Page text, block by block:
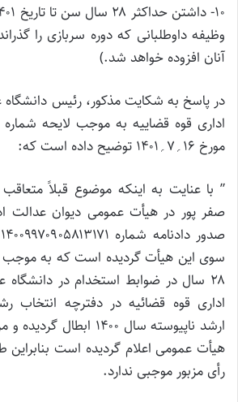
وظیفه داوطلبانی که دوره سربازی را
آنان افزوده خواهد شد.)
در پاسخ به شکایت مذکور، رئیس
مورخ ۱۶؍۷؍۱۴۰۱ توضیح داده است که:
” با عنایت به اینکه موضوع قبلاً
صفر پور در هیأت عمومی دیوان عدالت
سوی این هیأت گردیده است که به
۲۸ سال در ضوابط استخدام در
اداری قوه قضائیه در دفترچه انتخاب
ارشد ناپیوسته سال ۱۴۰۰
هیأت عمومی اعلام گردیده است
رأی مزبور موجبی ندارد.